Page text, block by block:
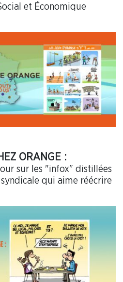
et Économique
ORANGE :
sur les "infox" distillées
qui aime réécrire